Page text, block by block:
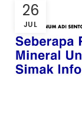
26
JUL